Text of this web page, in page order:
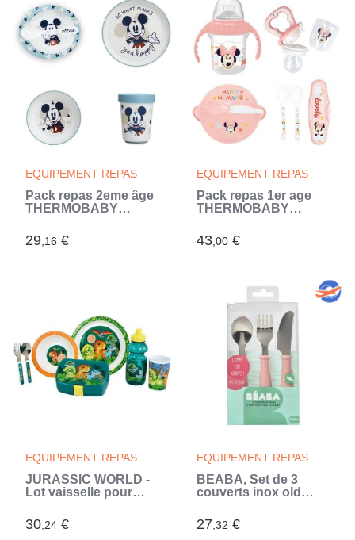
EQUIPEMENT REPAS
Pack repas 2eme âge
THERMOBABY
gobelet + bol + set de
2 cuilleres (Bleu)
29,16 €
EQUIPEMENT REPAS
Pack repas 1er age
THERMOBABY
grignoteuse + 1 bol
avec cuillere + 1 tasse
43,00 €
EQUIPEMENT REPAS
JURASSIC WORLD -
Lot vaisselle pour
assiette creuse,
assiette, couverts,
30,24 €
EQUIPEMENT REPAS
BEABA, Set de 3
couverts inox old
27,32 €